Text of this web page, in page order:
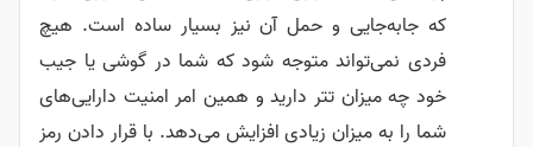
که جابه‌جایی و حمل آن نیز بسیار ساده است. هیچ
فردی نمی‌تواند متوجه شود که شما در گوشی یا جیب
خود چه میزان تتر دارید و همین امر امنیت دارایی‌های
شما را به میزان زیادی افزایش می‌دهد. با قرار دادن رمز